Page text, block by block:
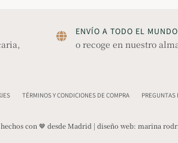
ENVÍO A TODO EL MUNDO
o recoge en nuestro
TÉRMINOS Y CONDICIONES DE COMPRA PREGUNTAS
con 🤎 desde Madrid | diseño web: marina